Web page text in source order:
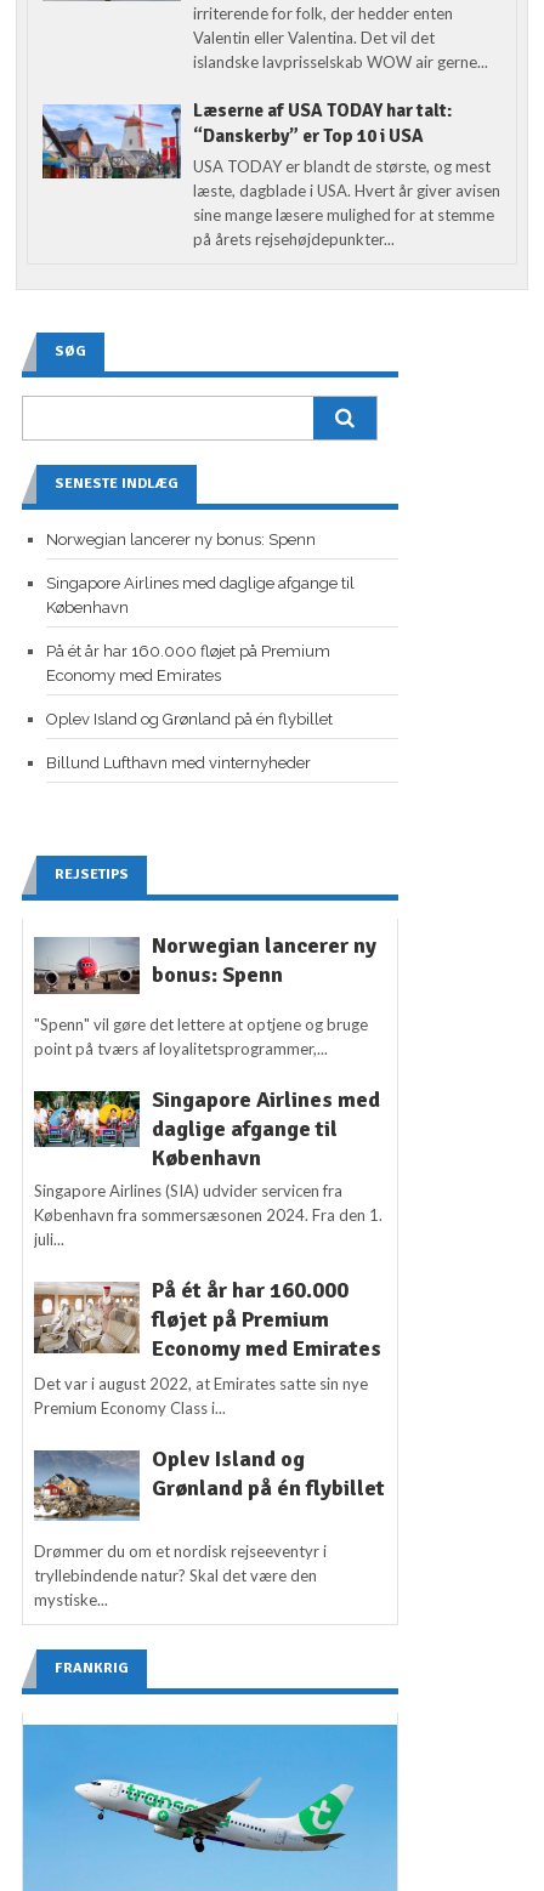
irriterende for folk, der hedder enten
Valentin eller Valentina. Det vil det
islandske lavprisselskab WOW air gerne...
Læserne af USA TODAY har talt:
“Danskerby” er Top 10 i USA
USA TODAY er blandt de største, og mest
læste, dagblade i USA. Hvert år giver avisen
sine mange læsere mulighed for at stemme
på årets rejsehøjdepunkter...
SØG
SENESTE INDLÆG
Norwegian lancerer ny bonus: Spenn
Singapore Airlines med daglige afgange til
København
På ét år har 160.000 fløjet på Premium
Economy med Emirates
Oplev Island og Grønland på én flybillet
Billund Lufthavn med vinternyheder
REJSETIPS
Norwegian lancerer ny
bonus: Spenn
"Spenn" vil gøre det lettere at optjene og bruge
point på tværs af loyalitetsprogrammer,...
Singapore Airlines med
daglige afgange til
København
Singapore Airlines (SIA) udvider servicen fra
København fra sommersæsonen 2024. Fra den 1.
juli...
På ét år har 160.000
fløjet på Premium
Economy med Emirates
Det var i august 2022, at Emirates satte sin nye
Premium Economy Class i...
Oplev Island og
Grønland på én flybillet
Drømmer du om et nordisk rejseeventyr i
tryllebindende natur? Skal det være den
mystiske...
FRANKRIG